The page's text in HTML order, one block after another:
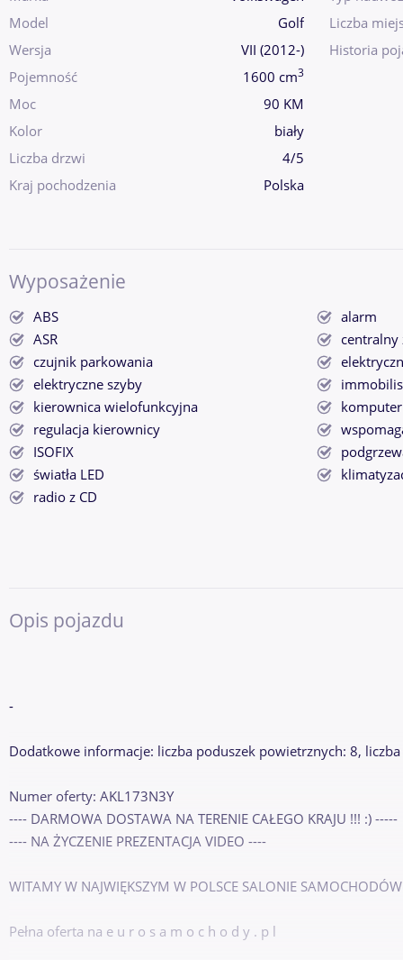
Model
Golf
Wersja
VII (2012-)
Pojemność
1600 cm3
Moc
90 KM
Kolor
biały
Liczba drzwi
4/5
Kraj pochodzenia
Polska
Liczba
Historia
Wyposażenie
ABS
alarm
ASR
centralny
czujnik parkowania
elektryczne szyby
kierownica wielofunkcyjna
komputer
regulacja kierownicy
ISOFIX
światła LED
radio z CD
Opis pojazdu
-
Dodatkowe informacje: liczba poduszek powietrznych: 8,
Numer oferty: AKL173N3Y
---- DARMOWA DOSTAWA NA TERENIE CAŁEGO KRAJU !!! :) -----
---- NA ŻYCZENIE PREZENTACJA VIDEO ----
WITAMY W NAJWIĘKSZYM W POLSCE SALONIE
Pełna oferta na e u r o s a m o c h o d y . p l